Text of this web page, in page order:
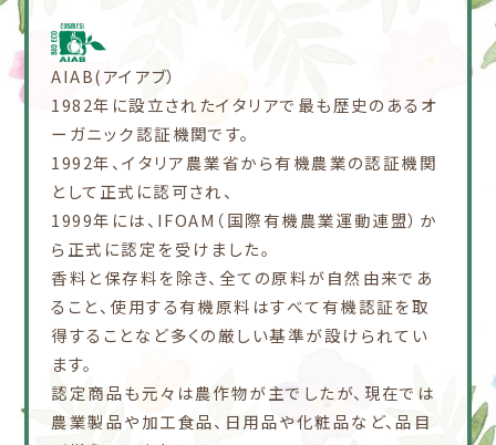
AIAB(アイアブ）
1982年に設立されたイタリアで最も歴史のあるオ
ーガニック認証機関です。
1992年、イタリア農業省から有機農業の認証機関
として正式に認可され、
1999年には、IFOAM（国際有機農業運動連盟）か
ら正式に認定を受けました。
香料と保存料を除き、全ての原料が自然由来であ
ること、使用する有機原料はすべて有機認証を取
得することなど多くの厳しい基準が設けられてい
ます。
認定商品も元々は農作物が主でしたが、現在では
農業製品や加工食品、日用品や化粧品など、品目